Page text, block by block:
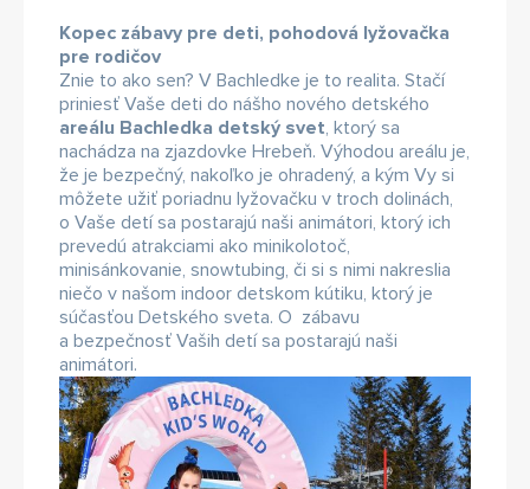
Kopec zábavy pre deti, pohodová lyžovačka
pre rodičov
Znie to ako sen? V Bachledke je to realita. Stačí
priniesť Vaše deti do nášho nového detského
areálu Bachledka detský svet , ktorý sa
nachádza na zjazdovke Hrebeň. Výhodou areálu je,
že je bezpečný, nakoľko je ohradený, a kým Vy si
môžete užiť poriadnu lyžovačku v troch dolinách,
o Vaše detí sa postarajú naši animátori, ktorý ich
prevedú atrakciami ako minikolotoč,
minisánkovanie, snowtubing, či si s nimi nakreslia
niečo v našom indoor detskom kútiku, ktorý je
súčasťou Detského sveta. O zábavu
a bezpečnosť Vaših detí sa postarajú naši
animátori.